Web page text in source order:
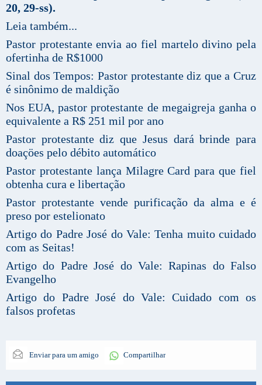
20, 29-ss).
Leia também...
Pastor protestante envia ao fiel martelo divino pela
ofertinha de R$1000
Sinal dos Tempos: Pastor protestante diz que a Cruz
é sinônimo de maldição
Nos EUA, pastor protestante de megaigreja ganha o
equivalente a R$ 251 mil por ano
Pastor protestante diz que Jesus dará brinde para
doaçöes pelo débito automático
Pastor protestante lança Milagre Card para que fiel
obtenha cura e libertação
Pastor protestante vende purificação da alma e é
preso por estelionato
Artigo do Padre José do Vale: Tenha muito cuidado
com as Seitas!
Artigo do Padre José do Vale: Rapinas do Falso
Evangelho
Artigo do Padre José do Vale: Cuidado com os
falsos profetas
Enviar para um amigo Compartilhar